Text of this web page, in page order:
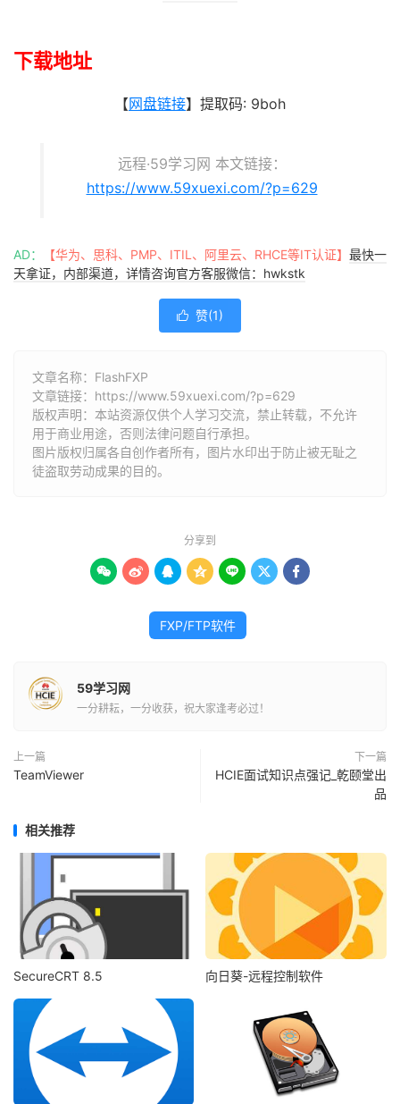
下载地址
【网盘链接】 提取码: 9boh
远程·59学习网 本文链接：
https://www.59xuexi.com/?p=629
AD： 【华为、思科、PMP、ITIL、阿里云、RHCE等IT认证】 最快一
天拿证，内部渠道，详情咨询官方客服微信：hwkstk
 赞(1)
文章名称：FlashFXP
文章链接： https://www.59xuexi.com/?p=629
版权声明：本站资源仅供个人学习交流，禁止转载，不允许
用于商业用途，否则法律问题自行承担。
图片版权归属各自创作者所有，图片水印出于防止被无耻之
徒盗取劳动成果的目的。
分享到
      
FXP/FTP软件
59学习网
一分耕耘，一分收获，祝大家逢考必过！
上一篇
TeamViewer
下一篇
HCIE面试知识点强记_乾颐堂出
品
相关推荐
SecureCRT 8.5 向日葵-远程控制软件